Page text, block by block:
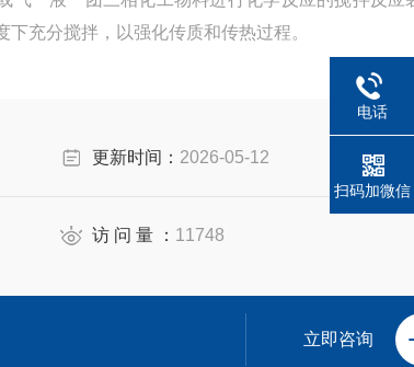
充分搅拌，以强化传质和传热过程。
更新时间： 2026-05-12
访 问 量 ： 11748
立即咨询
电话
扫码加微信